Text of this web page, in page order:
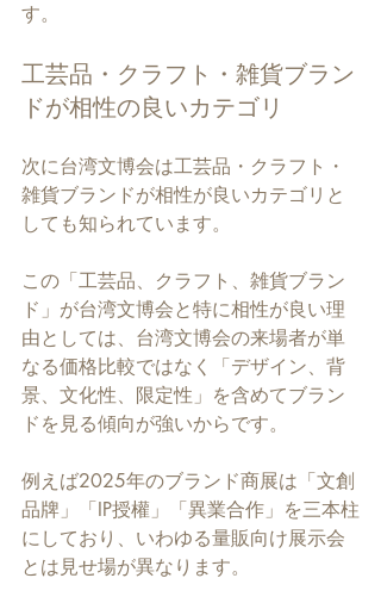
す。
工芸品・クラフト・雑貨ブラン
ドが相性の良いカテゴリ
次に台湾文博会は工芸品・クラフト・
雑貨ブランドが相性が良いカテゴリと
しても知られています。
この「工芸品、クラフト、雑貨ブラン
ド」が台湾文博会と特に相性が良い理
由としては、台湾文博会の来場者が単
なる価格比較ではなく「デザイン、背
景、文化性、限定性」を含めてブラン
ドを見る傾向が強いからです。
例えば2025年のブランド商展は「文創
品牌」「IP授權」「異業合作」を三本柱
にしており、いわゆる量販向け展示会
とは見せ場が異なります。